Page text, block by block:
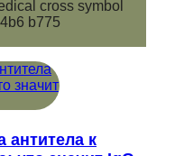
антитела к